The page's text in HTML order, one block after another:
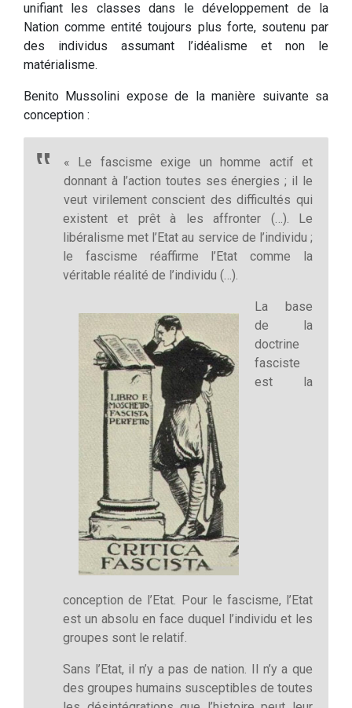
unifiant les classes dans le développement de la
Nation comme entité toujours plus forte, soutenu par
des individus assumant l’idéalisme et non le
matérialisme.
Benito Mussolini expose de la manière suivante sa
conception :
« Le fascisme exige un homme actif et
donnant à l’action toutes ses énergies ; il le
veut virilement conscient des difficultés qui
existent et prêt à les affronter (…). Le
libéralisme met l’Etat au service de l’individu ;
le fascisme réaffirme l’Etat comme la
véritable réalité de l’individu (…).
La base
de la
doctrine
fasciste
est la
conception de l’Etat. Pour le fascisme, l’Etat
est un absolu en face duquel l’individu et les
groupes sont le relatif.
Sans l’Etat, il n’y a pas de nation. Il n’y a que
des groupes humains susceptibles de toutes